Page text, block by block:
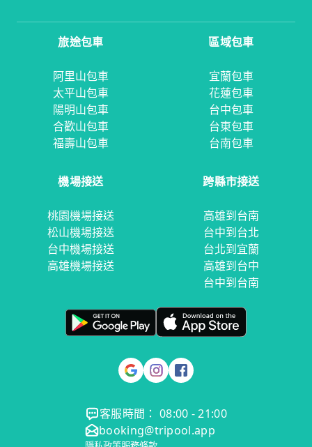
旅途包車
阿里山包車
太平山包車
陽明山包車
合歡山包車
福壽山包車
區域包車
宜蘭包車
花蓮包車
台中包車
台東包車
台南包車
機場接送
桃園機場接送
松山機場接送
台中機場接送
高雄機場接送
跨縣市接送
高雄到台南
台中到台北
台北到宜蘭
高雄到台中
台中到台南
客服時間： 08:00 - 21:00
booking@tripool.app